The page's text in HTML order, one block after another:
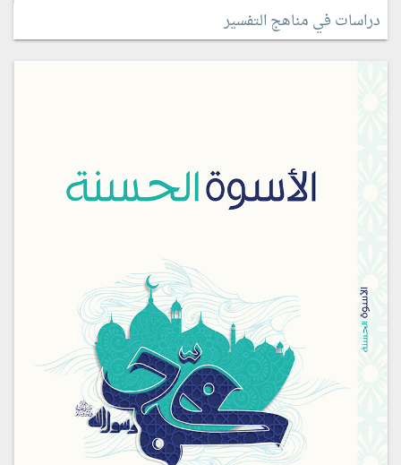
دراسات في مناهج التفسير